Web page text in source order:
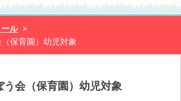
ル >
保育園）幼児対象
う会（保育園）幼児対象